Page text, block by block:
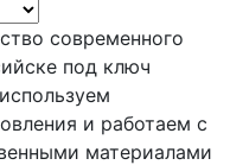
современного
под ключ
и работаем с
материалами